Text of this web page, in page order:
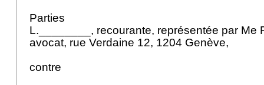
Parties
L.________, recourante, représentée par Me
avocat, rue Verdaine 12, 1204 Genève,
contre